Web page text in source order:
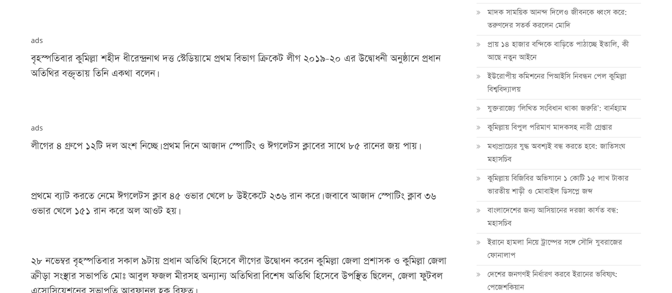
ads
বৃহস্পতিবার কুমিল্লা শহীদ ধীরেন্দ্রনাথ দত্ত স্টেডিয়ামে প্রথম বিভাগ ক্রিকেট লীগ ২০১৯-২০ এর উদ্বোধনী অনুষ্ঠানে প্রধান
অতিথির বক্তৃতায় তিনি একথা বলেন।
ads
লীগের ৪ গ্রুপে ১২টি দল অংশ নিচ্ছে। প্রথম দিনে আজাদ স্পোটিং ও ঈগলেটস ক্লাবের সাথে ৮৫ রানের জয় পায়।
প্রথমে ব্যাট করতে নেমে ঈগলেটস ক্লাব ৪৫ ওভার খেলে ৮ উইকেটে ২৩৬ রান করে। জবাবে আজাদ স্পোটিং ক্লাব ৩৬
ওভার খেলে ১৫১ রান করে অল আওট হয়।
২৮ নভেম্বর বৃহস্পতিবার সকাল ৯টায় প্রধান অতিথি হিসেবে লীগের উদ্বোধন করেন কুমিল্লা জেলা প্রশাসক ও কুমিল্লা জেলা
ক্রীড়া সংস্থার সভাপতি মোঃ আবুল ফজল মীরসহ অন্যান্য অতিথিরা।বিশেষ অতিথি হিসেবে উপস্থিত ছিলেন, জেলা ফুটবল
মাদক সাময়িক আনন্দ দিলেও জীবনকে ধ্বংস করে:
তরুণদের সতর্ক করলেন মোদি
প্রায় ১৪ হাজার বন্দিকে বাড়িতে পাঠাচ্ছে ইতালি, কী
আছে নতুন আইনে
ইউরোপীয় কমিশনের পিআইসি নিবন্ধন পেল কুমিল্লা
বিশ্ববিদ্যালয়
যুক্তরাজ্যে ‘লিখিত সংবিধান থাকা জরুরি’: বার্নহ্যাম
কুমিল্লায় বিপুল পরিমাণ মাদকসহ নারী গ্রেপ্তার
মধ্যপ্রাচ্যের যুদ্ধ অবশ্যই বন্ধ করতে হবে: জাতিসংঘ
মহাসচিব
কুমিল্লায় বিজিবির অভিযানে ১ কোটি ১৫ লাখ টাকার
ভারতীয় শাড়ী ও মোবাইল ডিসপ্লে জব্দ
বাংলাদেশের জন্য আসিয়ানের দরজা কার্যত বন্ধ:
মহাসচিব
ইরানে হামলা নিয়ে ট্রাম্পের সঙ্গে সৌদি যুবরাজের
ফোনালাপ
দেশের জনগণই নির্ধারণ করবে ইরানের ভবিষ্যৎ:
পেজেশকিয়ান